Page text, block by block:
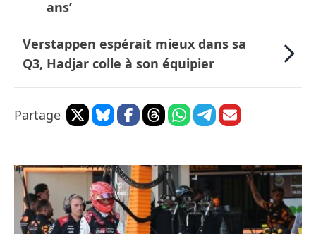
ans’
Verstappen espérait mieux dans sa
Q3, Hadjar colle à son équipier
Partage